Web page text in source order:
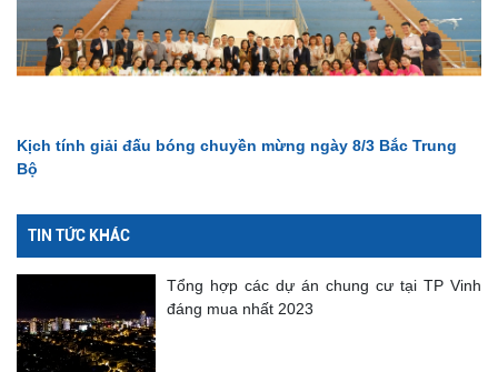
Kịch tính giải đấu bóng chuyền mừng ngày 8/3 Bắc Trung
Bộ
TIN TỨC KHÁC
Tổng hợp các dự án chung cư tại TP Vinh
đáng mua nhất 2023